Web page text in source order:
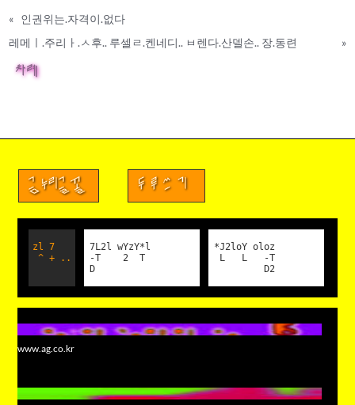
« 인권위는.자격이.없다
레메ㅣ.주리ㅏ.ㅅ후.. 루셀ㄹ.켄네디.. ㅂ렌다.산델손.. 장.동련
»
차례
금누리글꼴 두루쓰기
zl 7
^ + ..
7L2l wYzY*l
-T 2 T
D
*J2loY oloz
L L -T
D2
www.ag.co.kr